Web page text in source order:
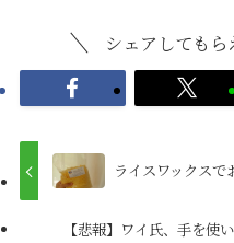
シェアしても
ライスワックスで
【悲報】ワイ氏、手を使